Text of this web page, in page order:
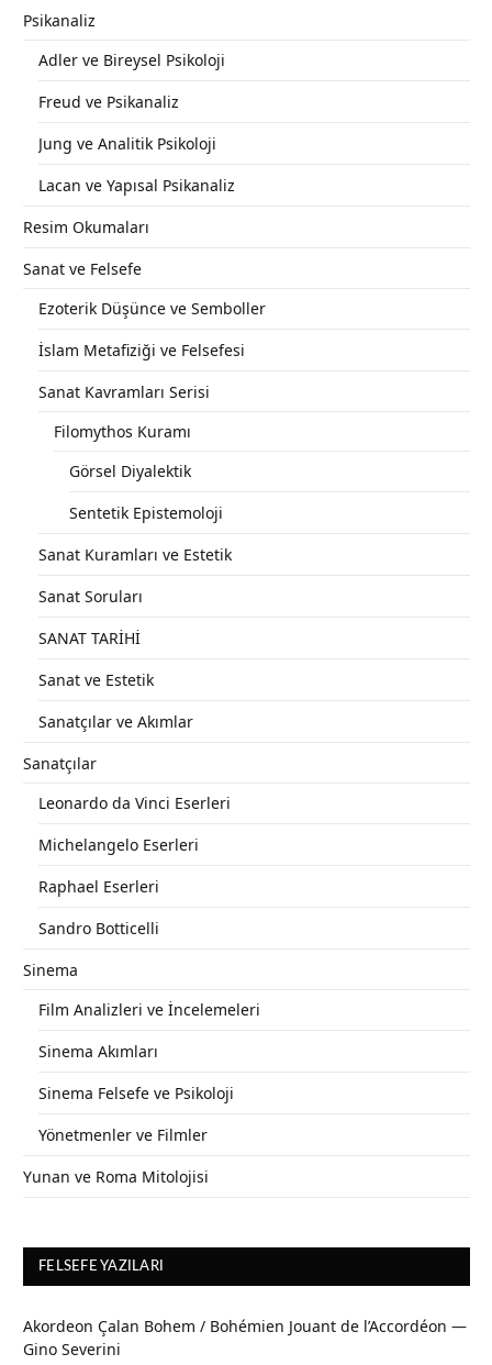
Psikanaliz
Adler ve Bireysel Psikoloji
Freud ve Psikanaliz
Jung ve Analitik Psikoloji
Lacan ve Yapısal Psikanaliz
Resim Okumaları
Sanat ve Felsefe
Ezoterik Düşünce ve Semboller
İslam Metafiziği ve Felsefesi
Sanat Kavramları Serisi
Filomythos Kuramı
Görsel Diyalektik
Sentetik Epistemoloji
Sanat Kuramları ve Estetik
Sanat Soruları
SANAT TARİHİ
Sanat ve Estetik
Sanatçılar ve Akımlar
Sanatçılar
Leonardo da Vinci Eserleri
Michelangelo Eserleri
Raphael Eserleri
Sandro Botticelli
Sinema
Film Analizleri ve İncelemeleri
Sinema Akımları
Sinema Felsefe ve Psikoloji
Yönetmenler ve Filmler
Yunan ve Roma Mitolojisi
FELSEFE YAZILARI
Akordeon Çalan Bohem / Bohémien Jouant de l’Accordéon —
Gino Severini